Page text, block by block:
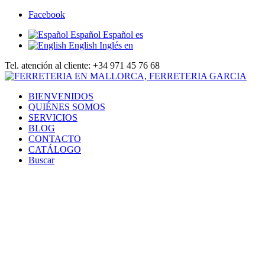
Facebook
Español Español es
English Inglés en
Tel. atención al cliente: +34 971 45 76 68
BIENVENIDOS
QUIÉNES SOMOS
SERVICIOS
BLOG
CONTACTO
CATÁLOGO
Buscar